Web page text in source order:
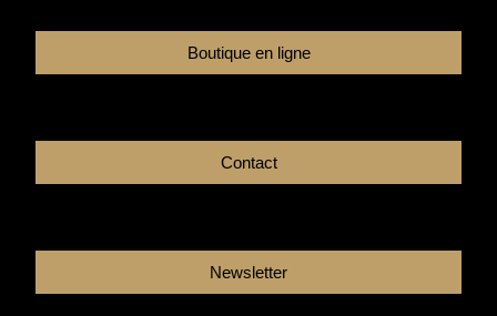
Boutique en ligne
Contact
Newsletter